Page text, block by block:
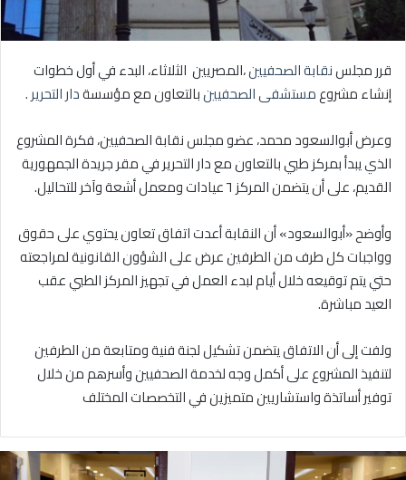
قرر مجلسنقابة الصحفيين،المصريين الثلاثاء، البدء في أول خطوات
إنشاء مشروعمستشفى الصحفيينبالتعاون مع مؤسسةدار التحرير.
وعرض أبوالسعود محمد، عضو مجلس نقابة الصحفيين، فكرة المشروع
الذي يبدأ بمركز طبي بالتعاون مع دار التحرير في مقر جريدة الجمهورية
القديم، على أن يتضمن المركز ٦ عيادات ومعمل أشعة وآخر للتحاليل.
وأوضح «أبوالسعود» أن النقابة أعدت اتفاق تعاون يحتوي على حقوق
وواجبات كل طرف من الطرفين عرض على الشؤون القانونية لمراجعته
حتي يتم توقيعه خلال أيام لبدء العمل في تجهيز المركز الطبي عقب
العيد مباشرة.
ولفت إلى أن الاتفاق يتضمن تشكيل لجنة فنية ومتابعة من الطرفين
لتنفيذ المشروع على أكمل وجه لخدمة الصحفيين وأسرهم من خلال
توفير أساتذة واستشاريين متميزين في التخصصات المختلف